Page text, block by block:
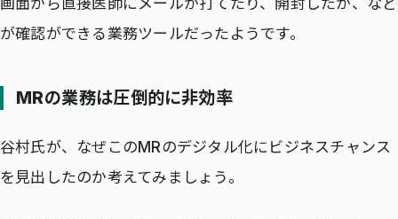
が確認ができる業務ツールだったようです。
MRの業務は圧倒的に非効率
谷村氏が、なぜこのMRのデジタル化にビジネスチャンス
を見出したのか考えてみましょう。